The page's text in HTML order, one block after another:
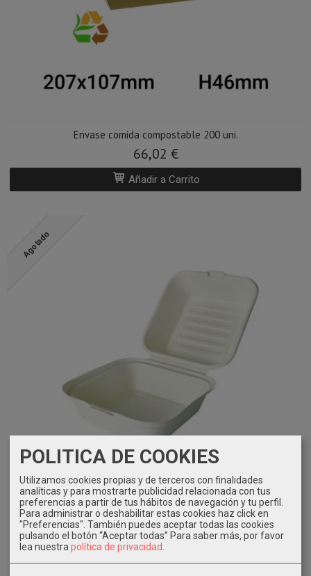
Envase comida compostable 200 uni.
66,02 €
Añadir a Carrito
Agotado
Caja hamburguesa 500 unidades caña...
69,49 €
POLITICA DE COOKIES
Utilizamos cookies propias y de terceros con finalidades
analíticas y para mostrarte publicidad relacionada con tus
preferencias a partir de tus hábitos de navegación y tu perfil.
Para administrar o deshabilitar estas cookies haz click en
"Preferencias". También puedes aceptar todas las cookies
pulsando el botón “Aceptar todas” Para saber más, por favor
lea nuestrapolítica de privacidad.